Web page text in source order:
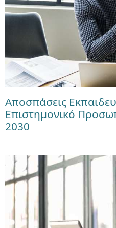
Αποσπάσεις
Επιστημονικό
2030